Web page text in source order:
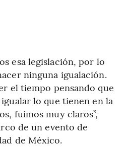
esa legislación, por lo
ninguna igualación.
el tiempo pensando que
lo que tienen en la
fuimos muy claros”,
de un evento de
de México.